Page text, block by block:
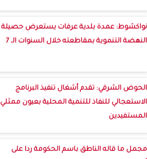
نواكشوط: عمدة بلدية عرفات يستعرض حصيلة
النهضة التنموية بمقاطعته خلال السنوات الـ 7
الحوض الشرقي: تقدم أشغال تنفيذ البرنامج
الاستعجالي للنفاذ للتنمية المحلية بعيون ممثلي
المستفيدين
مجمل ما قاله الناطق باسم الحكومة ردا على